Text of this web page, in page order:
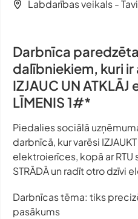
Labdarības veikals -
Darbnīca
dalībniekiem, kuri
IZJAUC UN
LĪMENIS 1#*
Piedalies sociālā
darbnīcā, kur varēsi
elektroierīces, kopā ar
STRĀDĀ un radīt otro dzīvi
Darbnīcas tēma: tiks
pasākums